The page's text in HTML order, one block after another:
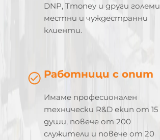
DNP, Tmoney и други големи
местни и чуждестранни
клиенти.
Работници с опит
Имаме професионален
технически R&D екип от 15
души, повече от 200
служители и повече от 20